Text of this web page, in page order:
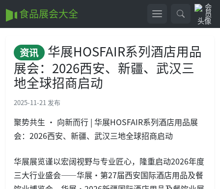
食品展会大全
资讯 华展HOSFAIR系列酒店用品
展会：2026西安、新疆、武汉三
地全球招商启动
2025-11-21 发布
聚势共生 · 向新而行 | 华展HOSFAIR系列酒店用品展
会：2026西安、新疆、武汉三地全球招商启动
华展展览谨以宏阔视野与专业匠心，隆重启动2026年度
三大行业盛会——华展·第27届西安国际酒店用品及餐